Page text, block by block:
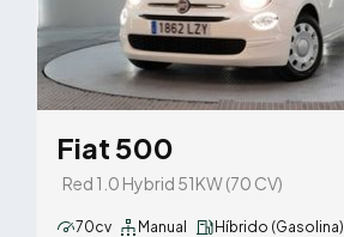
Fiat 500
Red 1.0 Hybrid 51KW (70 CV)
70cv Manual Híbrido (Gasolina)